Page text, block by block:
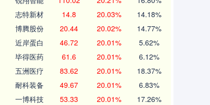
志特新材 14.8 20.03% 14.18%
博腾股份 20.44 20.02% 14.77%
近岸蛋白 46.72 20.01% 5.62%
毕得医药 61.6 20.01% 6.12%
五洲医疗 83.62 20.01% 18.37%
耐科装备 49.67 20.01% 6.83%
一博科技 53.33 20.01% 17.26%